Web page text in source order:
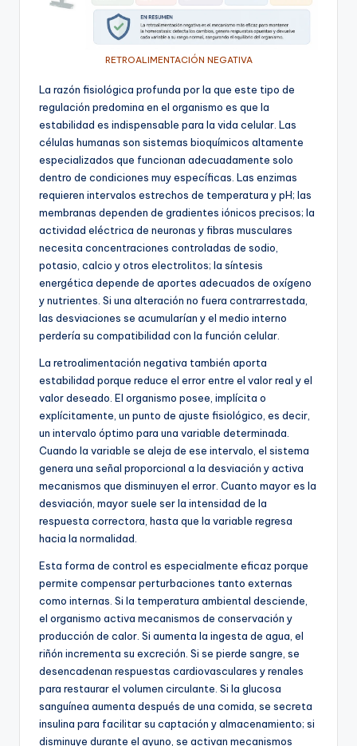
RETROALIMENTACIÓN NEGATIVA
La razón fisiológica profunda por la que este tipo de
regulación predomina en el organismo es que la
estabilidad es indispensable para la vida celular. Las
células humanas son sistemas bioquímicos altamente
especializados que funcionan adecuadamente solo
dentro de condiciones muy específicas. Las enzimas
requieren intervalos estrechos de temperatura y pH; las
membranas dependen de gradientes iónicos precisos; la
actividad eléctrica de neuronas y fibras musculares
necesita concentraciones controladas de sodio,
potasio, calcio y otros electrolitos; la síntesis
energética depende de aportes adecuados de oxígeno
y nutrientes. Si una alteración no fuera contrarrestada,
las desviaciones se acumularían y el medio interno
perdería su compatibilidad con la función celular.
La retroalimentación negativa también aporta
estabilidad porque reduce el error entre el valor real y el
valor deseado. El organismo posee, implícita o
explícitamente, un punto de ajuste fisiológico, es decir,
un intervalo óptimo para una variable determinada.
Cuando la variable se aleja de ese intervalo, el sistema
genera una señal proporcional a la desviación y activa
mecanismos que disminuyen el error. Cuanto mayor es la
desviación, mayor suele ser la intensidad de la
respuesta correctora, hasta que la variable regresa
hacia la normalidad.
Esta forma de control es especialmente eficaz porque
permite compensar perturbaciones tanto externas
como internas. Si la temperatura ambiental desciende,
el organismo activa mecanismos de conservación y
producción de calor. Si aumenta la ingesta de agua, el
riñón incrementa su excreción. Si se pierde sangre, se
desencadenan respuestas cardiovasculares y renales
para restaurar el volumen circulante. Si la glucosa
sanguínea aumenta después de una comida, se secreta
insulina para facilitar su captación y almacenamiento; si
disminuye durante el ayuno, se activan mecanismos